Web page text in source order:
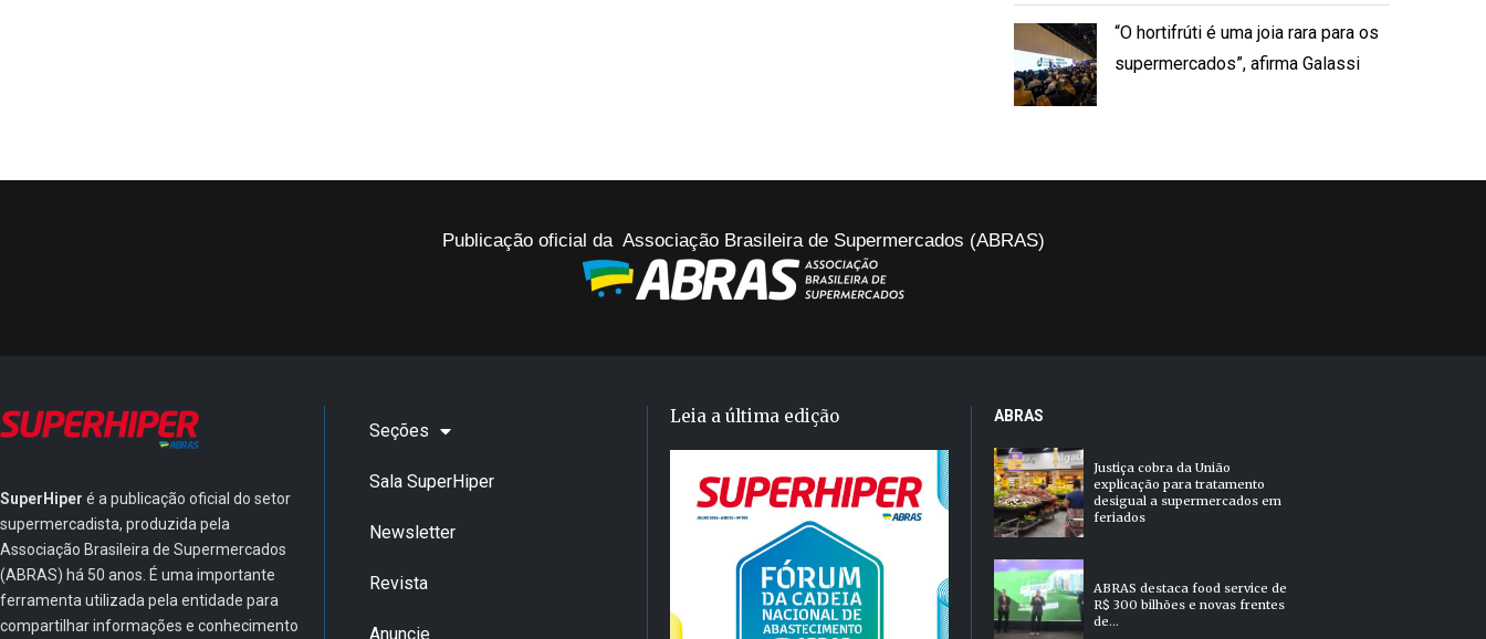
“O hortifrúti é uma joia rara para os
supermercados”, afirma Galassi
Publicação oficial da Associação Brasileira de Supermercados (ABRAS)
SuperHiper é a publicação oficial do setor
supermercadista, produzida pela
Associação Brasileira de Supermercados
(ABRAS) há 50 anos. É uma importante
ferramenta utilizada pela entidade para
compartilhar informações e conhecimento
Seções
Sala SuperHiper
Newsletter
Revista
Anuncie
Leia a última edição ABRAS
Justiça cobra da União
explicação para tratamento
desigual a supermercados em
feriados
ABRAS destaca food service de
R$ 300 bilhões e novas frentes
de...